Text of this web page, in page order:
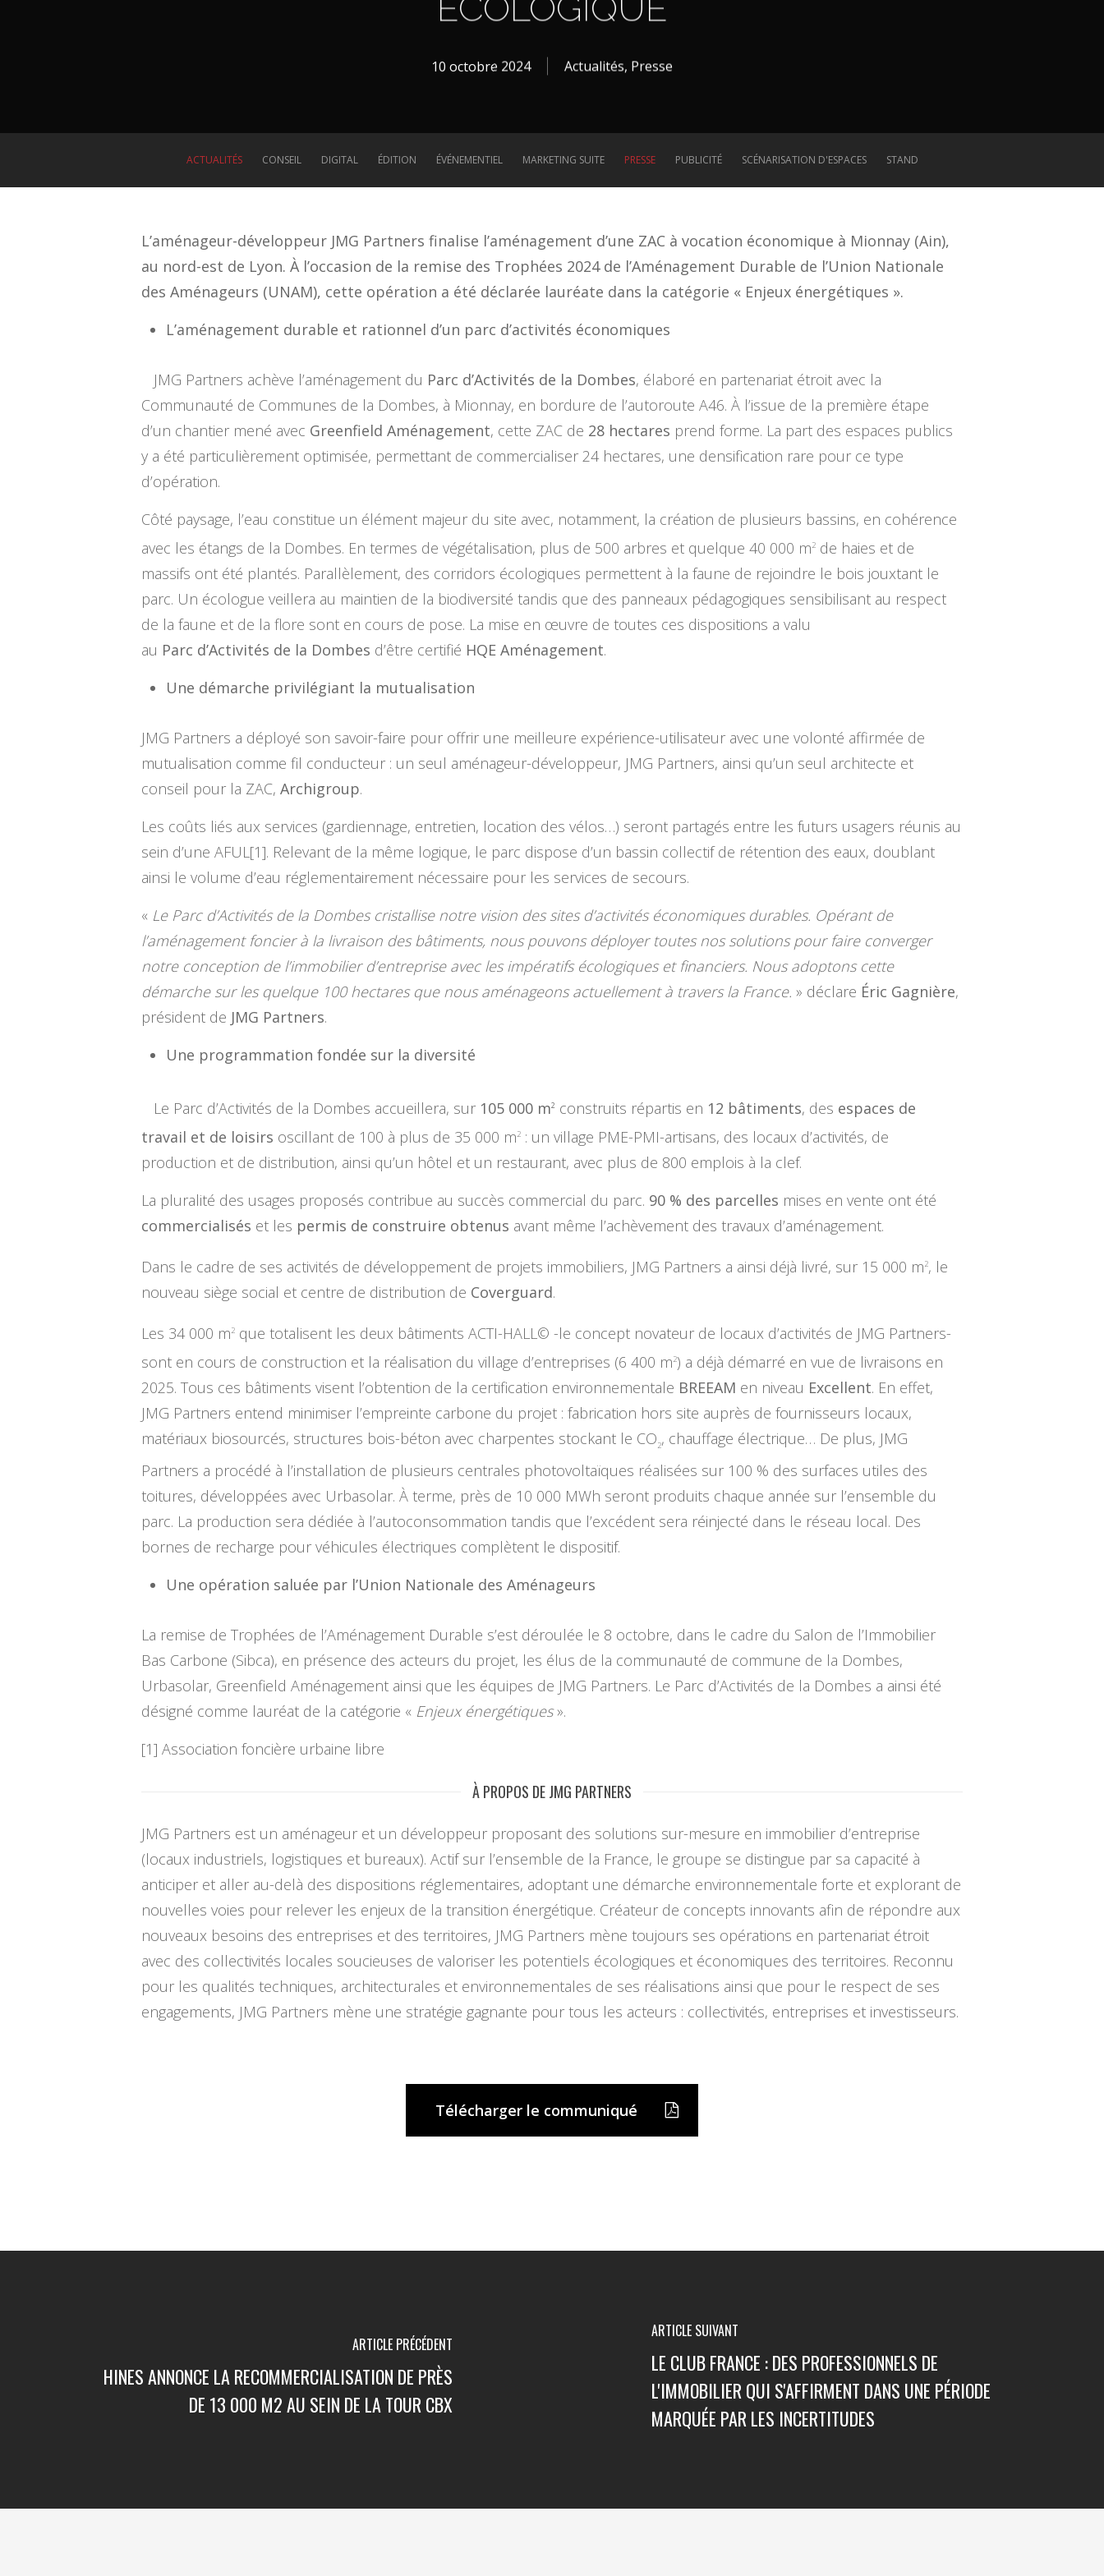
10 octobre 2024 Actualités, Presse
ACTUALITÉS CONSEIL DIGITAL ÉDITION ÉVÉNEMENTIEL MARKETING SUITE PRESSE PUBLICITÉ SCÉNARISATION D'ESPACES STAND
L’aménageur-développeur JMG Partners finalise l’aménagement d’une ZAC à vocation économique à Mionnay (Ain),
au nord-est de Lyon. À l’occasion de la remise des Trophées 2024 de l’Aménagement Durable de l’Union Nationale
des Aménageurs (UNAM), cette opération a été déclarée lauréate dans la catégorie « Enjeux énergétiques ».
L’aménagement durable et rationnel d’un parc d’activités économiques
JMG Partners achève l’aménagement du Parc d’Activités de la Dombes, élaboré en partenariat étroit avec la
Communauté de Communes de la Dombes, à Mionnay, en bordure de l’autoroute A46. À l’issue de la première étape
d’un chantier mené avec Greenfield Aménagement, cette ZAC de 28 hectares prend forme. La part des espaces publics
y a été particulièrement optimisée, permettant de commercialiser 24 hectares, une densification rare pour ce type
d’opération.
Côté paysage, l’eau constitue un élément majeur du site avec, notamment, la création de plusieurs bassins, en cohérence
avec les étangs de la Dombes. En termes de végétalisation, plus de 500 arbres et quelque 40 000 m2 de haies et de
massifs ont été plantés. Parallèlement, des corridors écologiques permettent à la faune de rejoindre le bois jouxtant le
parc. Un écologue veillera au maintien de la biodiversité tandis que des panneaux pédagogiques sensibilisant au respect
de la faune et de la flore sont en cours de pose. La mise en œuvre de toutes ces dispositions a valu
au Parc d’Activités de la Dombes d’être certifié HQE Aménagement.
Une démarche privilégiant la mutualisation
JMG Partners a déployé son savoir-faire pour offrir une meilleure expérience-utilisateur avec une volonté affirmée de
mutualisation comme fil conducteur : un seul aménageur-développeur, JMG Partners, ainsi qu’un seul architecte et
conseil pour la ZAC,Archigroup.
Les coûts liés aux services (gardiennage, entretien, location des vélos…) seront partagés entre les futurs usagers réunis au
sein d’une AFUL[1]. Relevant de la même logique, le parc dispose d’un bassin collectif de rétention des eaux, doublant
ainsi le volume d’eau réglementairement nécessaire pour les services de secours.
« Le Parc d’Activités de la Dombes cristallise notre vision des sites d’activités économiques durables. Opérant de
l’aménagement foncier à la livraison des bâtiments, nous pouvons déployer toutes nos solutions pour faire converger
notre conception de l’immobilier d’entreprise avec les impératifs écologiques et financiers. Nous adoptons cette
démarche sur les quelque 100 hectares que nous aménageons actuellement à travers la France.» déclare Éric Gagnière,
président de JMG Partners.
Une programmation fondée sur la diversité
Le Parc d’Activités de la Dombes accueillera, sur 105 000 m2 construits répartis en 12 bâtiments, des espaces de
travail et de loisirs oscillant de 100 à plus de 35 000 m2 : un village PME-PMI-artisans, des locaux d’activités, de
production et de distribution, ainsi qu’un hôtel et un restaurant, avec plus de 800 emplois à la clef.
La pluralité des usages proposés contribue au succès commercial du parc. 90 % des parcelles mises en vente ont été
commercialisés et les permis de construire obtenus avant même l’achèvement des travaux d’aménagement.
Dans le cadre de ses activités de développement de projets immobiliers, JMG Partners a ainsi déjà livré, sur 15 000 m2, le
nouveau siège social et centre de distribution de Coverguard.
Les 34 000 m2 que totalisent les deux bâtiments ACTI-HALL© -le concept novateur de locaux d’activités de JMG Partners-
sont en cours de construction et la réalisation du village d’entreprises (6 400 m2) a déjà démarré en vue de livraisons en
2025. Tous ces bâtiments visent l’obtention de la certification environnementale BREEAM en niveau Excellent. En effet,
JMG Partners entend minimiser l’empreinte carbone du projet : fabrication hors site auprès de fournisseurs locaux,
matériaux biosourcés, structures bois-béton avec charpentes stockant le CO2, chauffage électrique… De plus, JMG
Partners a procédé à l’installation de plusieurs centrales photovoltaïques réalisées sur 100 % des surfaces utiles des
toitures, développées avec Urbasolar. À terme, près de 10 000 MWh seront produits chaque année sur l’ensemble du
parc. La production sera dédiée à l’autoconsommation tandis que l’excédent sera réinjecté dans le réseau local. Des
bornes de recharge pour véhicules électriques complètent le dispositif.
Une opération saluée par l’Union Nationale des Aménageurs
La remise de Trophées de l’Aménagement Durable s’est déroulée le 8 octobre, dans le cadre du Salon de l’Immobilier
Bas Carbone (Sibca), en présence des acteurs du projet, les élus de la communauté de commune de la Dombes,
Urbasolar, Greenfield Aménagement ainsi que les équipes de JMG Partners. Le Parc d’Activités de la Dombes a ainsi été
désigné comme lauréat de la catégorie « Enjeux énergétiques».
[1] Association foncière urbaine libre
À PROPOS DE JMG PARTNERS
JMG Partners est un aménageur et un développeur proposant des solutions sur-mesure en immobilier d’entreprise
(locaux industriels, logistiques et bureaux). Actif sur l’ensemble de la France, le groupe se distingue par sa capacité à
anticiper et aller au-delà des dispositions réglementaires, adoptant une démarche environnementale forte et explorant de
nouvelles voies pour relever les enjeux de la transition énergétique. Créateur de concepts innovants afin de répondre aux
nouveaux besoins des entreprises et des territoires, JMG Partners mène toujours ses opérations en partenariat étroit
avec des collectivités locales soucieuses de valoriser les potentiels écologiques et économiques des territoires. Reconnu
pour les qualités techniques, architecturales et environnementales de ses réalisations ainsi que pour le respect de ses
engagements, JMG Partners mène une stratégie gagnante pour tous les acteurs : collectivités, entreprises et investisseurs.
Télécharger le communiqué
ARTICLE PRÉCÉDENT
HINES ANNONCE LA RECOMMERCIALISATION DE PRÈS
DE 13 000 M2 AU SEIN DE LA TOUR CBX
ARTICLE SUIVANT
LE CLUB FRANCE : DES PROFESSIONNELS DE
L'IMMOBILIER QUI S'AFFIRMENT DANS UNE PÉRIODE
MARQUÉE PAR LES INCERTITUDES